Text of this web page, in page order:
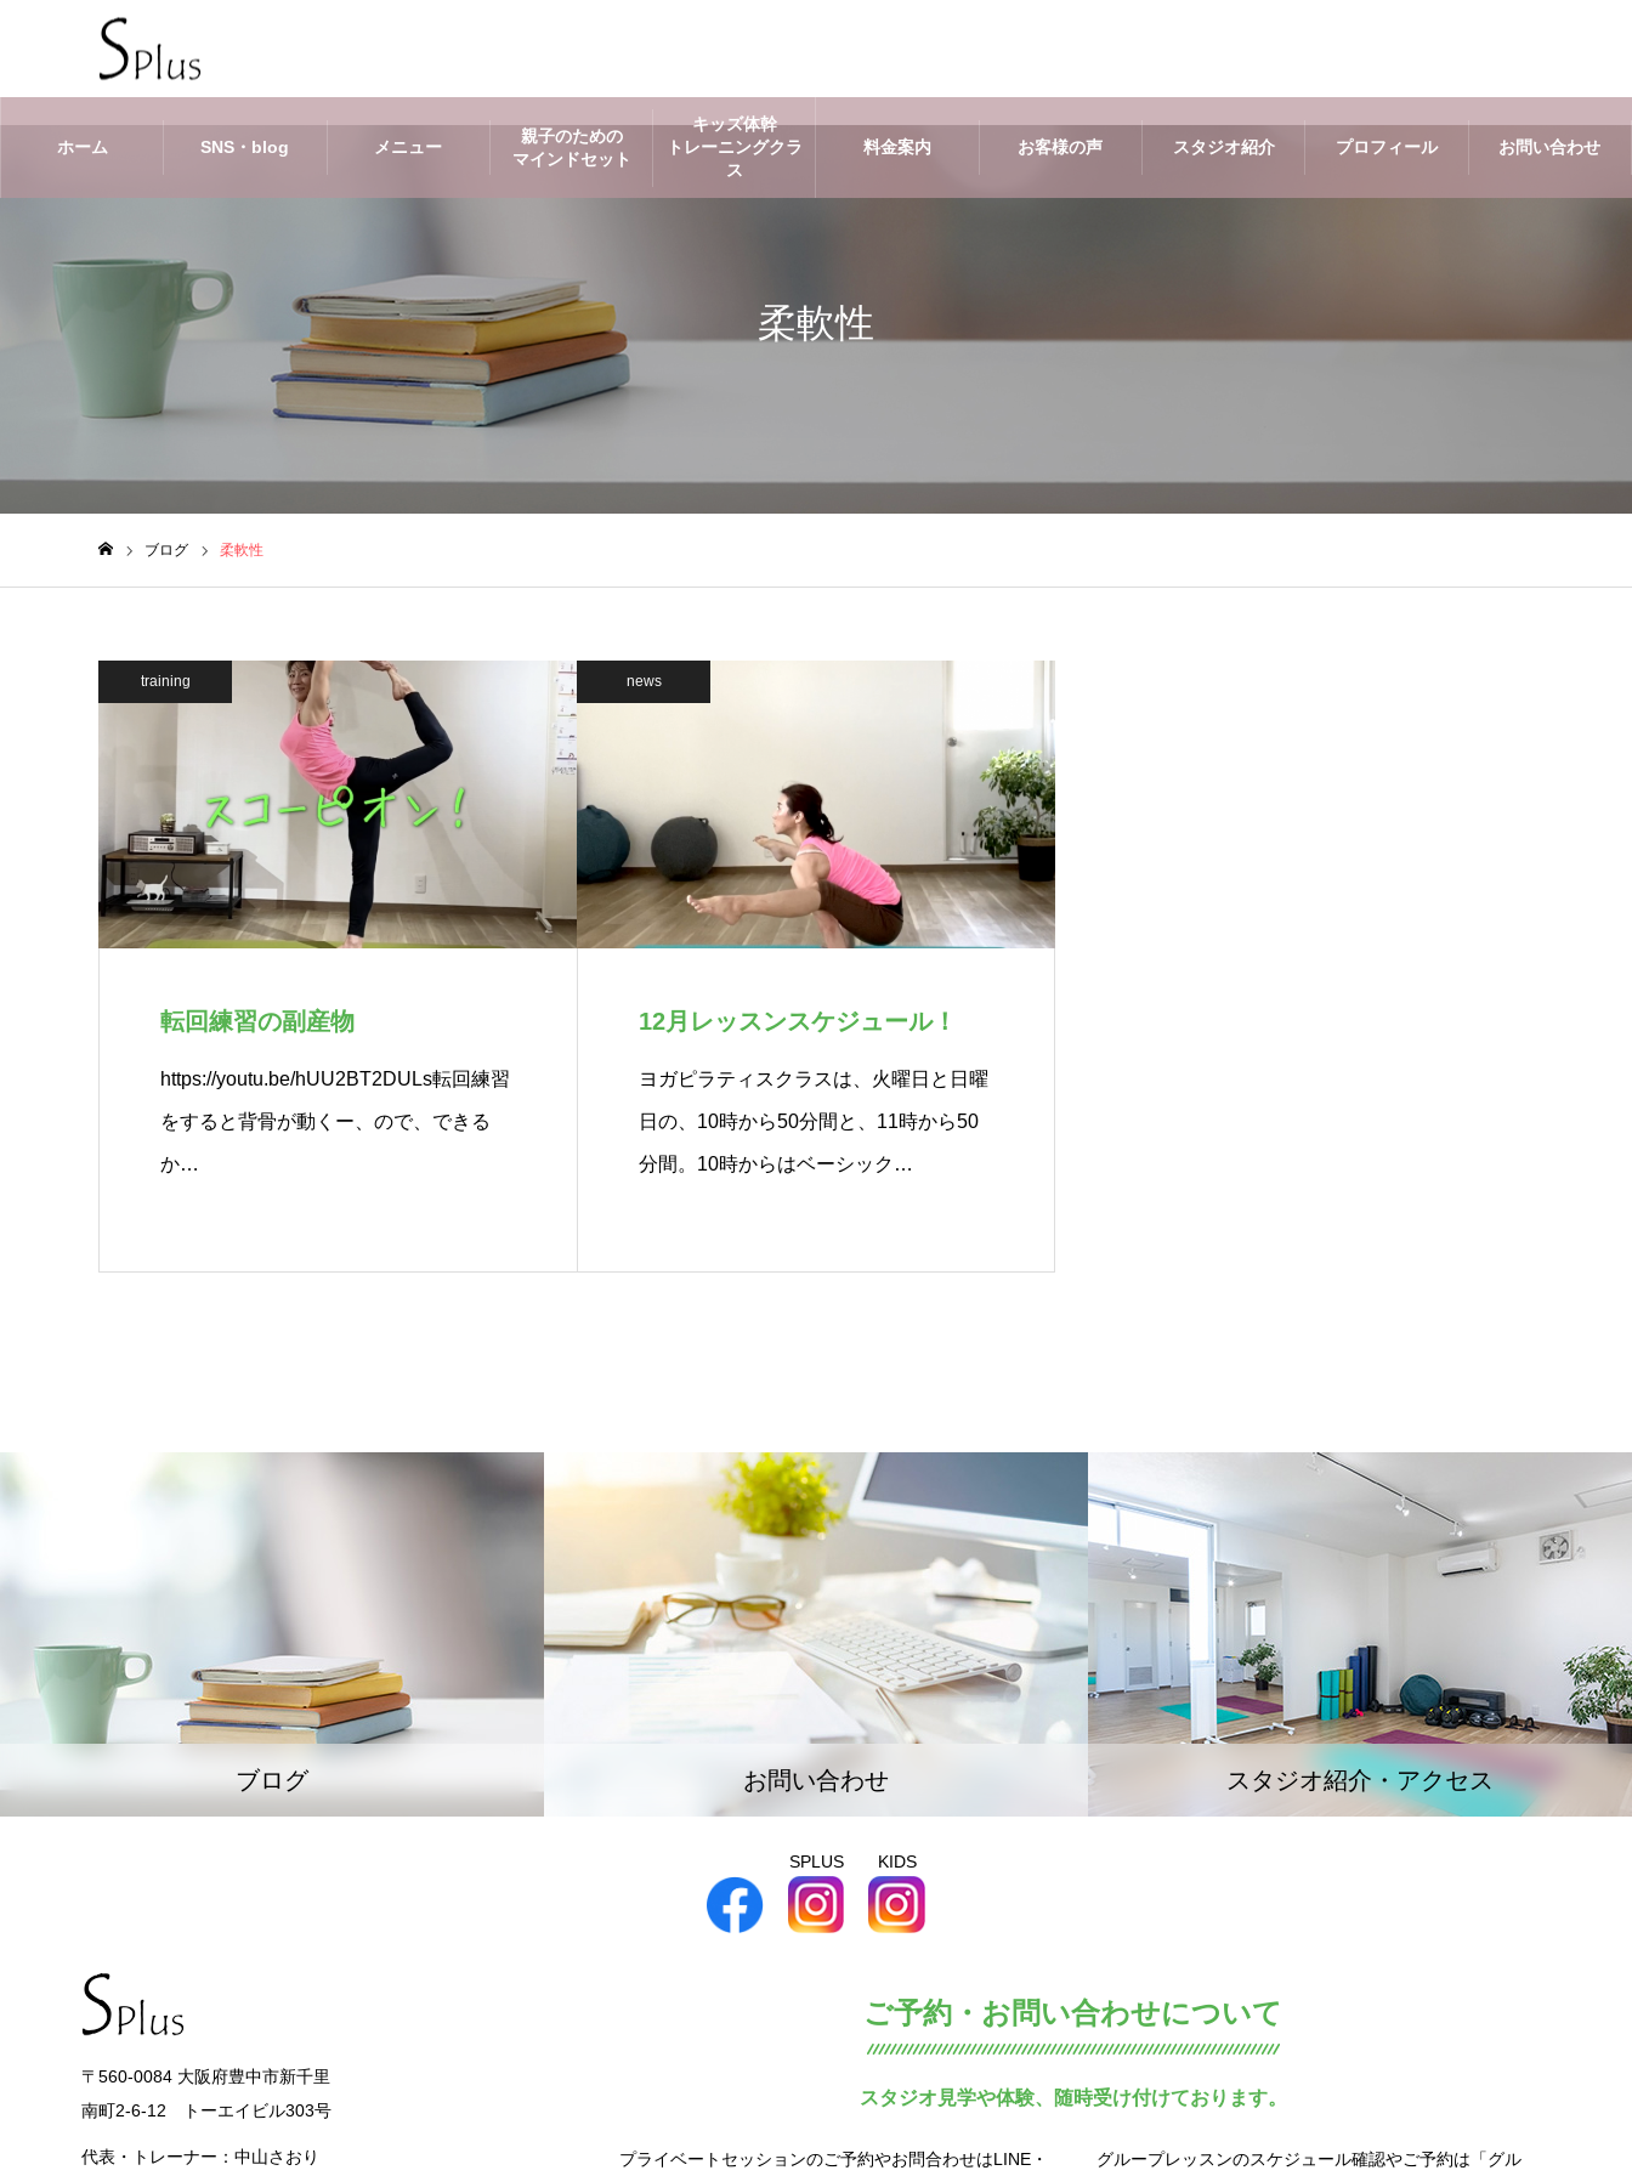
ホーム SNS・blog メニュー
親子のための
マインドセット
キッズ体幹
トレーニングクラ
ス
料金案内 お客様の声 スタジオ紹介 プロフィール お問い合わせ
柔軟性
ブログ 柔軟性
training
転回練習の副産物
https://youtu.be/hUU2BT2DULs転回練習
をすると背骨が動くー、ので、できる
か…
news
12月レッスンスケジュール！
ヨガピラティスクラスは、火曜日と日曜
日の、10時から50分間と、11時から50
分間。10時からはベーシック…
ブログ お問い合わせ スタジオ紹介・アクセス
SPLUS KIDS
〒560-0084 大阪府豊中市新千里
南町2-6-12 トーエイビル303号
代表・トレーナー：中山さおり
ご予約・お問い合わせについて
スタジオ見学や体験、随時受け付けております。
プライベートセッションのご予約やお問合わせはLINE・ グループレッスンのスケジュール確認やご予約は「グル